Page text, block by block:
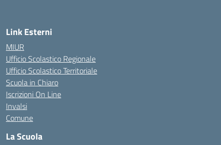
Link Esterni
MIUR
Ufficio Scolastico Regionale
Ufficio Scolastico Territoriale
Scuola in Chiaro
Iscrizioni On Line
Invalsi
Comune
La Scuola